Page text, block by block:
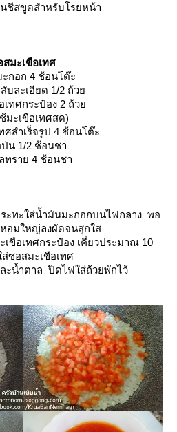
ชีสขูดสำหรับโรยหน้า
สมะเขือเทศ
กอก 4 ช้อนโต๊ะ
บละเอียด 1/2 ถ้ว
เทศกระป๋อง 2 ถ้ว
ช้มะเขือเทศสด)
ศสำเร็จรูป 4 ช้อนโต๊ะ
ป่น 1/2 ช้อนชา
ทราย 4 ช้อนชา
ะทะใส่น้ำมันมะกอกบนไฟกลาง พอ
อมใหญ่ลงผัดจนสุกใส
ขือเทศกระป๋อง เคี่ยวประมาณ 10
ซอสมะเขือเทศ
ะน้ำตาล ปิดไฟใส่ถ้วยพักไว้